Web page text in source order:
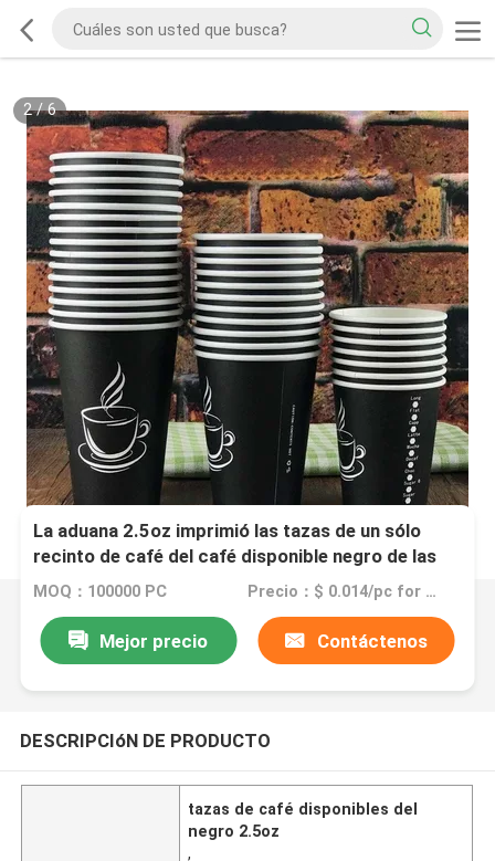
2/6
La aduana 2.5oz imprimió las tazas de un sólo
recinto de café del café disponible negro de las
tazas 8oz
MOQ：100000 PC Precio：$ 0.014/pc for 8oz Single Wall Paper Cup
Mejor precio Contáctenos
DESCRIPCIóN DE PRODUCTO
tazas de café disponibles del
negro 2.5oz
,